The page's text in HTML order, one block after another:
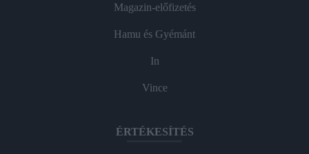
Magazin-előfizetés
Hamu és Gyémánt
In
Vince
ÉRTÉKESÍTÉS